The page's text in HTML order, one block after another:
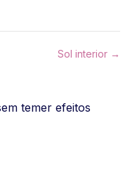
Sol interior →
temer efeitos